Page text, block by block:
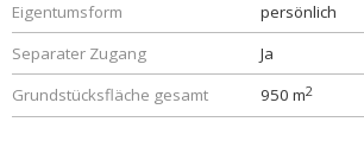
Eigentumsform
persönlich
Separater Zugang
Ja
Grundstücksfläche gesamt
950 m2